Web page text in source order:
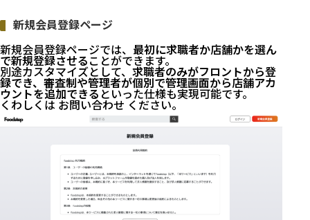
新規会員登録ページ
新規会員登録ページでは、 最初に求職者か店舗かを選ん
で新規登録させることができます。
別途カスタマイズとして、 求職者のみがフロントから登
録でき、審査制や管理者が個別で管理画面から店舗アカ
ウントを追加できる といった仕様も実現可能です。
くわしくは お問い合わせ ください。